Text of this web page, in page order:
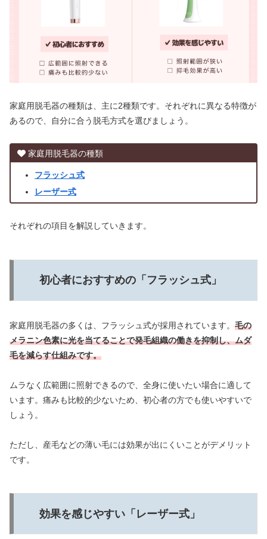
家庭用脱毛器の種類は、主に2種類です。それぞれに異なる特徴が
あるので、自分に合う脱毛方式を選びましょう。
家庭用脱毛器の種類
フラッシュ式
レーザー式
それぞれの項目を解説していきます。
初心者におすすめの「フラッシュ式」
家庭用脱毛器の多くは、フラッシュ式が採用されています。 毛の
メラニン色素に光を当てることで発毛組織の働きを抑制し、ムダ
毛を減らす仕組みです。
ムラなく広範囲に照射できるので、全身に使いたい場合に適して
います。痛みも比較的少ないため、初心者の方でも使いやすいで
しょう。
ただし、産毛などの薄い毛には効果が出にくいことがデメリット
です。
効果を感じやすい「レーザー式」